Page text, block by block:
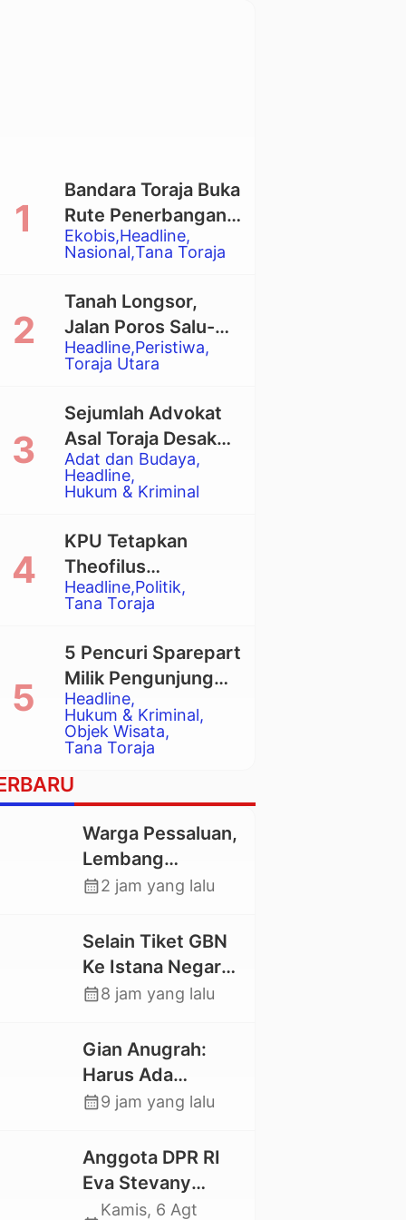
Ekobis Headline
Nasional Tana Toraja
Bandara Toraja Buka
Rute Penerbangan
Langsung Toraja-
Balikpapan
Headline Peristiwa
Toraja Utara
Tanah Longsor,
Jalan Poros Salu-
Dende’ Tertutup
Total
Adat dan Budaya
Headline
Hukum & Kriminal
Sejumlah Advokat
Asal Toraja Desak
Mahkamah Agung
Larang Penggunaan
Eksekusi Rumah
Adat Tongkonan
Headline Politik
Tana Toraja
KPU Tetapkan
Theofilus
Allorerung dan
Zadrak Tombe
sebagai Bupati dan
Wakil Bupati Tana
Toraja Terpilih
Headline
Hukum & Kriminal
Objek Wisata
Tana Toraja
5 Pencuri Sparepart
Milik Pengunjung
Objek Wisata
Pango-Pango
Ditangkap Polisi
Warga Pessaluan,
Lembang
Gandangbatu
Jalan Kabupaten
calendar_month2 jam yang lalu
Selain Tiket GBN
Ke Istana Negara,
Mahasiswa UKI
juga Lolos ke
Pekan Seni
Mahasiswa
calendar_month8 jam yang lalu
Gian Anugrah:
Harus Ada
Kepastian Hukum
Agar Keluarga
tidak Larut dalam
Trauma dan
calendar_month9 jam yang lalu
Anggota DPR RI
Eva Stevany
Rataba Salurkan
Kamis, 6 Agt